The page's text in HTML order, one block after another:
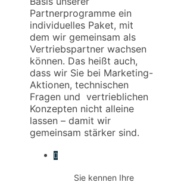
Partnerprogramme ein
individuelles Paket, mit
dem wir gemeinsam als
Vertriebspartner wachsen
können. Das heißt auch,
dass wir Sie bei Marketing-
Aktionen, technischen
Fragen und vertrieblichen
Konzepten nicht alleine
lassen – damit wir
gemeinsam stärker sind.
Sie kennen Ihre